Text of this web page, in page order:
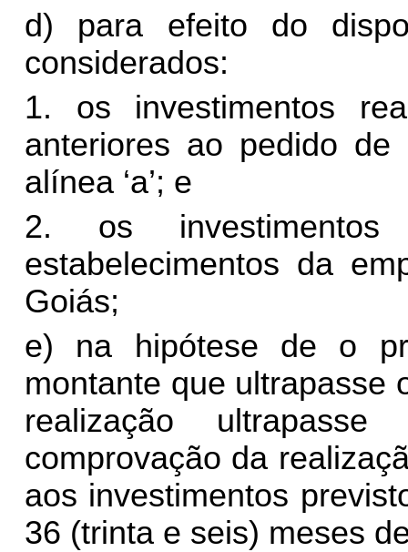
d) para efeito do
considerados:
1. os investimentos
anteriores ao pedido
alínea ‘a’; e
2. os
estabelecimentos da
Goiás;
e) na hipótese de o
montante que ultrapasse
realização
comprovação da
aos investimentos
36 (trinta e seis) meses